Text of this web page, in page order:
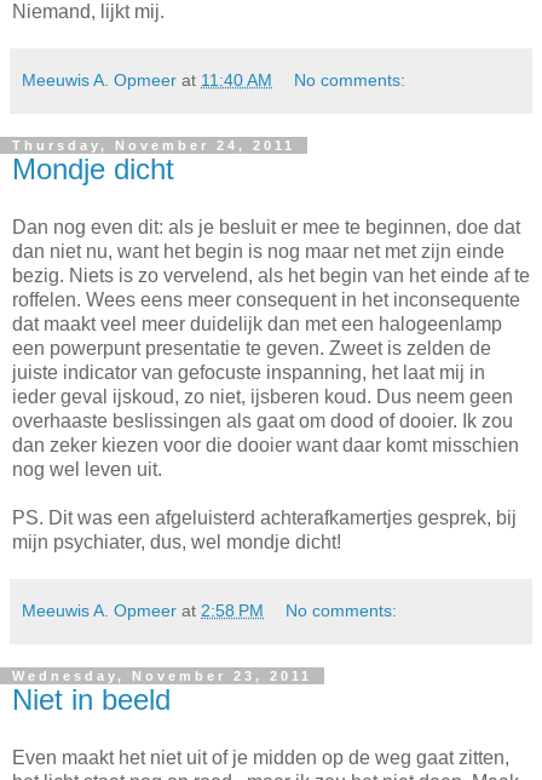
Niemand, lijkt mij.
Meeuwis A. Opmeer at 11:40 AM No comments:
Thursday, November 24, 2011
Mondje dicht
Dan nog even dit: als je besluit er mee te beginnen, doe dat
dan niet nu, want het begin is nog maar net met zijn einde
bezig. Niets is zo vervelend, als het begin van het einde af te
roffelen. Wees eens meer consequent in het inconsequente
dat maakt veel meer duidelijk dan met een halogeenlamp
een powerpunt presentatie te geven. Zweet is zelden de
juiste indicator van gefocuste inspanning, het laat mij in
ieder geval ijskoud, zo niet, ijsberen koud. Dus neem geen
overhaaste beslissingen als gaat om dood of dooier. Ik zou
dan zeker kiezen voor die dooier want daar komt misschien
nog wel leven uit.
PS. Dit was een afgeluisterd achterafkamertjes gesprek, bij
mijn psychiater, dus, wel mondje dicht!
Meeuwis A. Opmeer at 2:58 PM No comments:
Wednesday, November 23, 2011
Niet in beeld
Even maakt het niet uit of je midden op de weg gaat zitten,